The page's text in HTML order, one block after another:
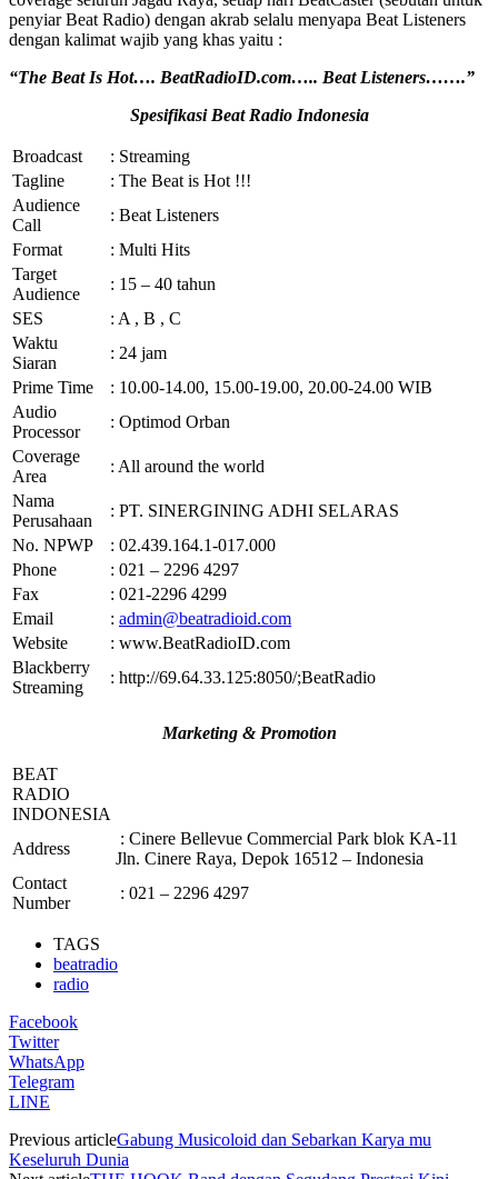
penyiar Beat Radio) dengan akrab selalu menyapa Beat Listeners
dengan kalimat wajib yang khas yaitu :
“The Beat Is Hot…. BeatRadioID.com….. Beat Listeners…….”
Spesifikasi Beat Radio Indonesia
Broadcast
: Streaming
Tagline
: The Beat is Hot !!!
Audience
Call
: Beat Listeners
Format
: Multi Hits
Target
Audience
: 15 – 40 tahun
SES
: A , B , C
Waktu
Siaran
: 24 jam
Prime Time
: 10.00-14.00, 15.00-19.00, 20.00-24.00 WIB
Audio
Processor
: Optimod Orban
Coverage
Area
: All around the world
Nama
Perusahaan
: PT. SINERGINING ADHI SELARAS
No. NPWP
: 02.439.164.1-017.000
Phone
: 021 – 2296 4297
Fax
: 021-2296 4299
Email
: admin@beatradioid.com
Website
: www.BeatRadioID.com
Blackberry
Streaming
: http://69.64.33.125:8050/;BeatRadio
Marketing & Promotion
BEAT
RADIO
INDONESIA
Address
: Cinere Bellevue Commercial Park blok KA-11
Jln. Cinere Raya, Depok 16512 – Indonesia
Contact
Number
: 021 – 2296 4297
TAGS
beatradio
radio
Facebook
Twitter
WhatsApp
Telegram
LINE
Previous articleGabung Musicoloid dan Sebarkan Karya mu
Keseluruh Dunia